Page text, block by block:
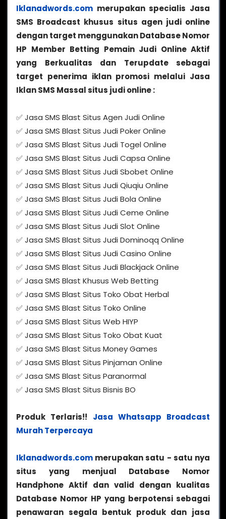
Iklanadwords.com merupakan specialis Jasa
SMS Broadcast khusus situs agen judi online
dengan target menggunakan Database Nomor
HP Member Betting Pemain Judi Online Aktif
yang Berkualitas dan Terupdate sebagai
target penerima iklan promosi melalui Jasa
Iklan SMS Massal situs judi online :
✅ Jasa SMS Blast Situs Agen Judi Online
✅ Jasa SMS Blast Situs Judi Poker Online
✅ Jasa SMS Blast Situs Judi Togel Online
✅ Jasa SMS Blast Situs Judi Capsa Online
✅ Jasa SMS Blast Situs Judi Sbobet Online
✅ Jasa SMS Blast Situs Judi Qiuqiu Online
✅ Jasa SMS Blast Situs Judi Bola Online
✅ Jasa SMS Blast Situs Judi Ceme Online
✅ Jasa SMS Blast Situs Judi Slot Online
✅ Jasa SMS Blast Situs Judi Dominoqq Online
✅ Jasa SMS Blast Situs Judi Casino Online
✅ Jasa SMS Blast Situs Judi Blackjack Online
✅ Jasa SMS Blast Khusus Web Betting
✅ Jasa SMS Blast Situs Toko Obat Herbal
✅ Jasa SMS Blast Situs Toko Online
✅ Jasa SMS Blast Situs Web HIYP
✅ Jasa SMS Blast Situs Toko Obat Kuat
✅ Jasa SMS Blast Situs Money Games
✅ Jasa SMS Blast Situs Pinjaman Online
✅ Jasa SMS Blast Situs Paranormal
✅ Jasa SMS Blast Situs Bisnis BO
Produk Terlaris!! Jasa Whatsapp Broadcast
Murah Terpercaya
Iklanadwords.com merupakan satu - satu nya
situs yang menjual Database Nomor
Handphone Aktif dan valid dengan kualitas
Database Nomor HP yang berpotensi sebagai
penawaran segala bentuk produk dan jasa